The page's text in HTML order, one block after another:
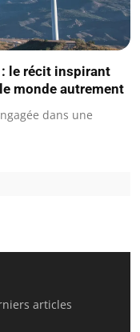
: le récit inspirant
monde autrement
dans une
articles